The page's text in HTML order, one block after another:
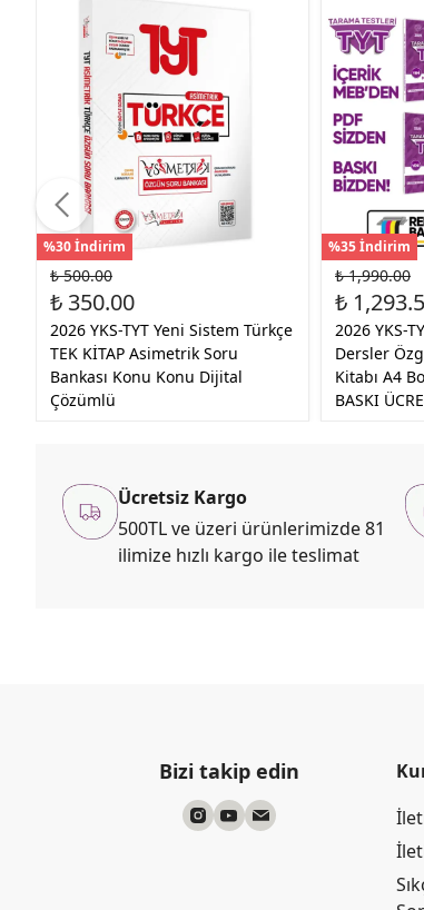
%30 İndirim
₺ 500.00
₺ 350.00
2026 YKS-TYT Yeni Sistem Türkçe
TEK KİTAP Asimetrik Soru
Bankası Konu Konu Dijital
Çözümlü
%35 İndirim
₺ 1,990.00
₺
2026 YKS-
Dersler
Kitabı A4
BASKI
Ücretsiz Kargo
500TL ve üzeri ürünlerimizde 81
ilimize hızlı kargo ile teslimat
Bizi takip edin